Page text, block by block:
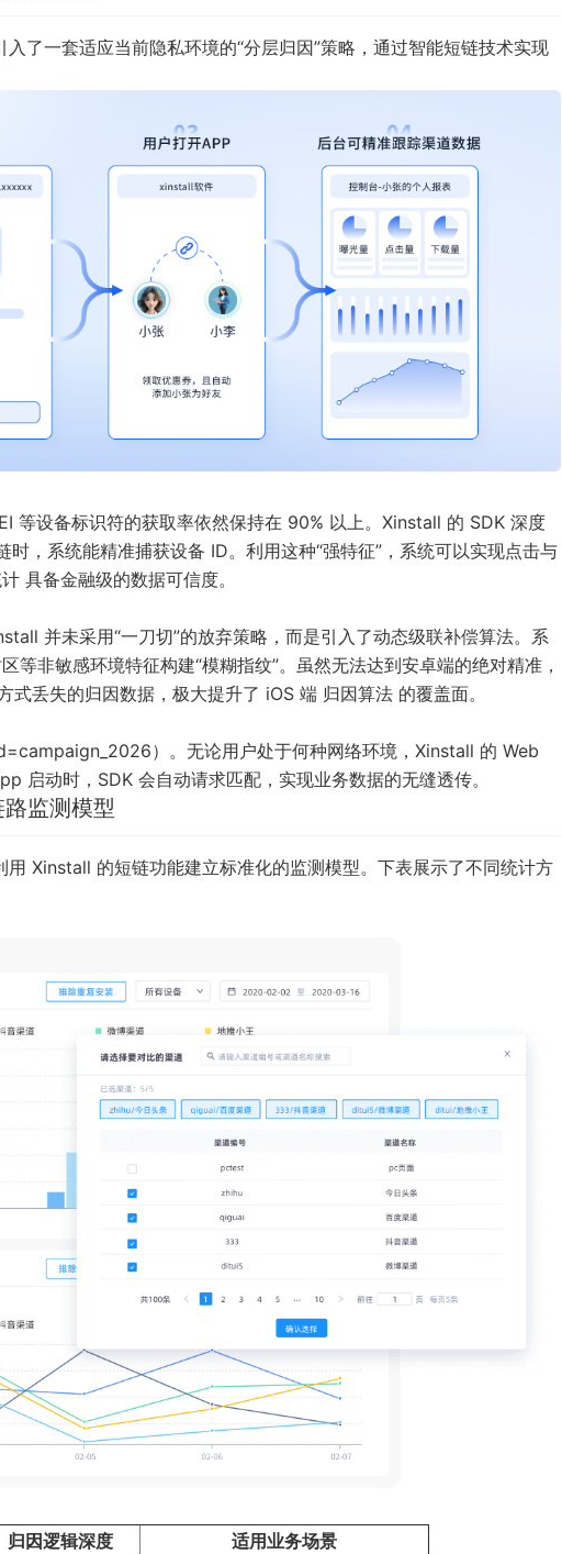
入了一套适应当前隐私环境的“分层归因”策略，通过智能短链技术实现
等设备标识符的获取率依然保持在 90% 以上。Xinstall 的 SDK 深度
，系统能精准捕获设备 ID。利用这种“强特征”，系统可以实现点击与
具备金融级的数据可信度。
并未采用“一刀切”的放弃策略，而是引入了动态级联补偿算法。系
非敏感环境特征构建“模糊指纹”。虽然无法达到安卓端的绝对精准，
式丢失的归因数据，极大提升了 iOS 端 归因算法 的覆盖面。
）。无论用户处于何种网络环境，Xinstall 的 Web
启动时，SDK 会自动请求匹配，实现业务数据的无缝透传。
监测模型
用 Xinstall 的短链功能建立标准化的监测模型。下表展示了不同统计方
归因逻辑深度
适用业务场景